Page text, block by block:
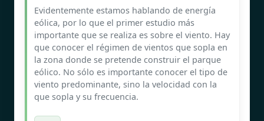
Evidentemente estamos hablando de energía
eólica, por lo que el primer estudio más
importante que se realiza es sobre el viento. Hay
que conocer el régimen de vientos que sopla en
la zona donde se pretende construir el parque
eólico. No sólo es importante conocer el tipo de
viento predominante, sino la velocidad con la
que sopla y su frecuencia.